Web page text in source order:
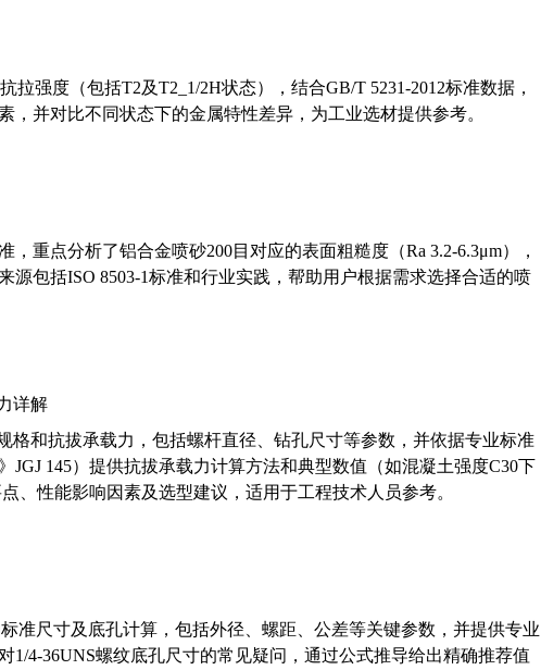
拉强度（包括T2及T2_1/2H状态），结合GB/T 5231-2012标准数据，
，并对比不同状态下的金属特性差异，为工业选材提供参考。
重点分析了铝合金喷砂200目对应的表面粗糙度（Ra 3.2-6.3μm），
源包括ISO 8503-1标准和行业实践，帮助用户根据需求选择合适的喷
详解
格和抗拔承载力，包括螺杆直径、钻孔尺寸等参数，并依据专业标准
JGJ 145）提供抗拔承载力计算方法和典型数值（如混凝土强度C30下
、性能影响因素及选型建议，适用于工程技术人员参考。
准尺寸及底孔计算，包括外径、螺距、公差等关键参数，并提供专业
1/4-36UNS螺纹底孔尺寸的常见疑问，通过公式推导给出精确推荐值